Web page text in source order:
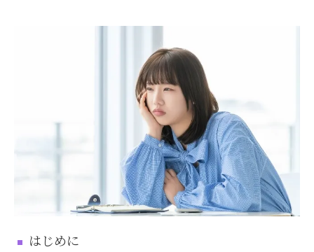
はじめに